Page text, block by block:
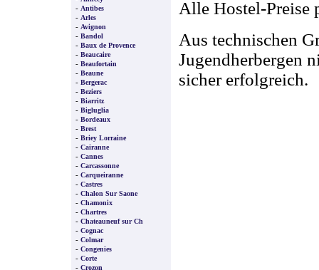
- Antibes
- Arles
- Avignon
- Bandol
- Baux de Provence
- Beaucaire
- Beaufortain
- Beaune
- Bergerac
- Beziers
- Biarritz
- Bigluglia
- Bordeaux
- Brest
- Briey Lorraine
- Cairanne
- Cannes
- Carcassonne
- Carqueiranne
- Castres
- Chalon Sur Saone
- Chamonix
- Chartres
- Chateauneuf sur Ch
- Cognac
- Colmar
- Congenies
- Corte
- Crozon
Alle Hostel-Preise
Aus technischen
Jugendherbergen
sicher erfolgreich.